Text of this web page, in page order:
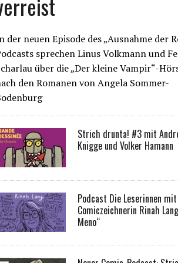
der neuen Episode des „Ausnahme der
sprechen Linus Volkmann und
über die „Der kleine Vampir“-
den Romanen von Angela Sommer-
Strich drunta! #3 mit
Knigge und Volker Hamann
Podcast Die Leserinnen mit
Comiczeichnerin Rinah
Meno“